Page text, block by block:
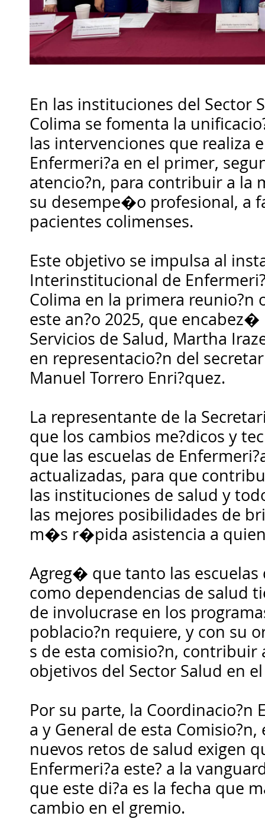
En las instituciones del Sector
Colima se fomenta la
las intervenciones que realiza
Enfermeri?a en el primer,
atencio?n, para contribuir a la
su desempe�o profesional, a
pacientes colimenses.
Este objetivo se impulsa al
Interinstitucional de
Colima en la primera reunio?n
este an?o 2025, que
Servicios de Salud, Martha
en representacio?n del
Manuel Torrero Enri?quez.
La representante de la
que los cambios me?dicos y
que las escuelas de
actualizadas, para que
las instituciones de salud y
las mejores posibilidades de
m�s r�pida asistencia a
Agreg� que tanto las
como dependencias de salud
de involucrase en los
poblacio?n requiere, y con su
s de esta comisio?n, contribuir
objetivos del Sector Salud en
Por su parte, la Coordinacio?n
a y General de esta
nuevos retos de salud exigen
Enfermeri?a este? a la
que este di?a es la fecha que
cambio en el gremio.